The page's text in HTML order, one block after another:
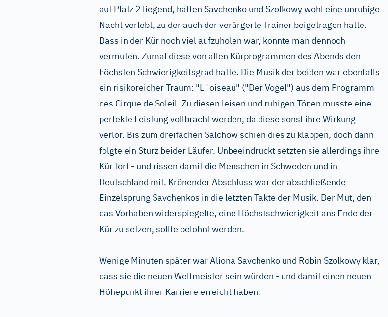
auf Platz 2 liegend, hatten Savchenko und Szolkowy wohl eine unruhige
Nacht verlebt, zu der auch der verärgerte Trainer beigetragen hatte.
Dass in der Kür noch viel aufzuholen war, konnte man dennoch
vermuten. Zumal diese von allen Kürprogrammen des Abends den
höchsten Schwierigkeitsgrad hatte. Die Musik der beiden war ebenfalls
ein risikoreicher Traum: "L´oiseau" ("Der Vogel") aus dem Programm
des Cirque de Soleil. Zu diesen leisen und ruhigen Tönen musste eine
perfekte Leistung vollbracht werden, da diese sonst ihre Wirkung
verlor. Bis zum dreifachen Salchow schien dies zu klappen, doch dann
folgte ein Sturz beider Läufer. Unbeeindruckt setzten sie allerdings ihre
Kür fort - und rissen damit die Menschen in Schweden und in
Deutschland mit. Krönender Abschluss war der abschließende
Einzelsprung Savchenkos in die letzten Takte der Musik. Der Mut, den
das Vorhaben widerspiegelte, eine Höchstschwierigkeit ans Ende der
Kür zu setzen, sollte belohnt werden.
Wenige Minuten später war Aliona Savchenko und Robin Szolkowy klar,
dass sie die neuen Weltmeister sein würden - und damit einen neuen
Höhepunkt ihrer Karriere erreicht haben.